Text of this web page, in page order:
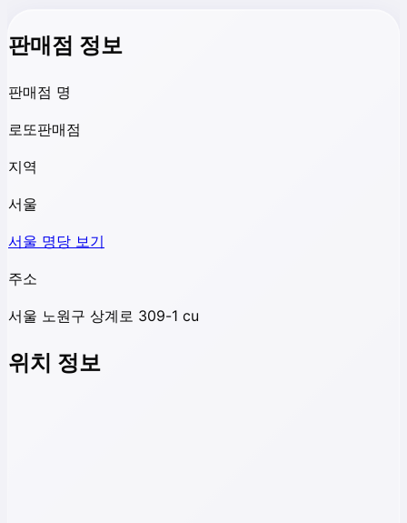
판매점 정보
판매점 명
로또판매점
지역
서울
서울 명당 보기
주소
서울 노원구 상계로 309-1 cu
위치 정보